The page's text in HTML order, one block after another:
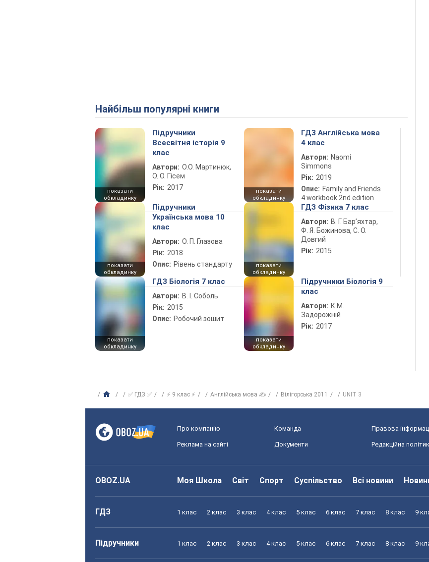
Найбільш популярні книги
показати
обкладинку
Підручники
Всесвітня історія 9
клас
Автори: О.О. Мартинюк,
О. О. Гісем
Рік: 2017
показати
обкладинку
ГДЗ Англійська мова
4 клас
Автори: Naomi
Simmons
Рік: 2019
Опис: Family and Friends
4 workbook 2nd edition
показати
обкладинку
Підручники
Українська мова 10
клас
Автори: О. П. Глазова
Рік: 2018
Опис: Рівень стандарту
показати
обкладинку
ГДЗ Фізика 7 клас
Автори: В. Г. Бар’яхтар,
Ф. Я. Божинова, С. О.
Довгий
Рік: 2015
показати
обкладинку
ГДЗ Біологія 7 клас
Автори: В. І. Соболь
Рік: 2015
Опис: Робочий зошит
показати
обкладинку
Підручники Біологія 9
клас
Автори: К.М.
Задорожній
Рік: 2017
✅ ГДЗ ✅ ⚡ 9 клас ⚡ Англійська мова ✍ Вілігорська 2011 UNIT 3
Про компанію Команда Правова
Реклама на сайті Документи Редакційна
OBOZ.UA Моя Школа Світ Спорт Суспільство Всі новини
ГДЗ 1 клас 2 клас 3 клас 4 клас 5 клас 6 клас 7 клас 8 клас 9
Підручники 1 клас 2 клас 3 клас 4 клас 5 клас 6 клас 7 клас 8 клас 9